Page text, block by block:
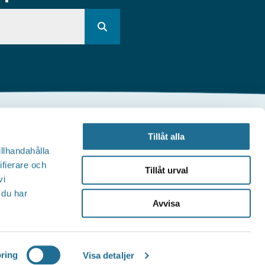
och
har
Visa detaljer
Tillåt alla
Tillåt urval
Avvisa
Motala
Östergötland
Kommun